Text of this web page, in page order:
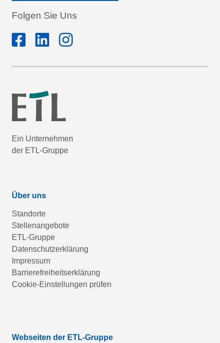
Folgen Sie Uns
Ein Unternehmen
der ETL-Gruppe
Über uns
Standorte
Stellenangebote
ETL-Gruppe
Datenschutzerklärung
Impressum
Barrierefreiheitserklärung
Cookie-Einstellungen prüfen
Webseiten der ETL-Gruppe